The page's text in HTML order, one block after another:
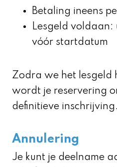
Betaling ineens
Lesgeld voldaan:
vóór startdatum
Zodra we het lesgeld
wordt je reservering
definitieve inschrijving.
Annulering
Je kunt je deelname